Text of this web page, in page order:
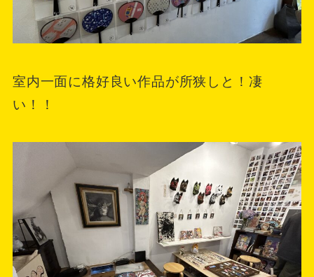
室内一面に格好良い作品が所狭しと！凄
い！！